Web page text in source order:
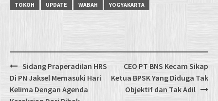
TOKOH
UPDATE WABAH YOGYAKARTA
Post
navigation
Sidang Praperadilan HRS
Di PN Jaksel Memasuki Hari
Kelima Dengan Agenda
CEO PT BNS Kecam Sikap
Ketua BPSK Yang Diduga Tak
Objektif dan Tak Adil